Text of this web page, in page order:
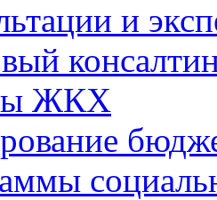
и
ЖКХ